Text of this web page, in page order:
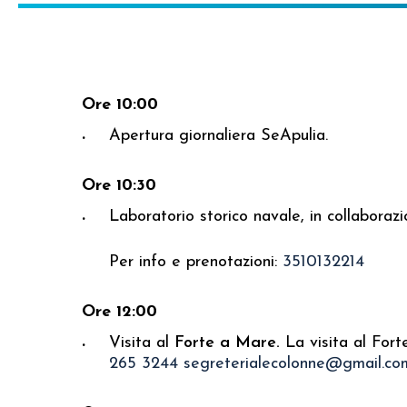
Ore 10:00
Apertura giornaliera SeApulia.
Ore 10:30
Laboratorio storico navale, in
Per info e prenotazioni: 3510132214
Ore 12:00
Visita al
Forte a Mare. La visita al
265 3244